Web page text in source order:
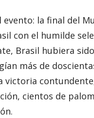
evento: la final del
con el humilde
Brasil hubiera
más de
victoria
cientos de